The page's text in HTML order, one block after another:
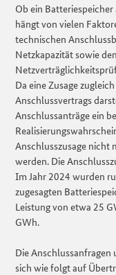
Ob ein
hängt von vielen
technischen
Netzkapazität sowie
Da eine Zusage
Anschlussvertrags
Anschlussanträge ein
Anschlusszusage nicht
werden. Die
Im Jahr 2024 wurden
zugesagten
Leistung von etwa 25
GWh.
Die
sich wie folgt auf